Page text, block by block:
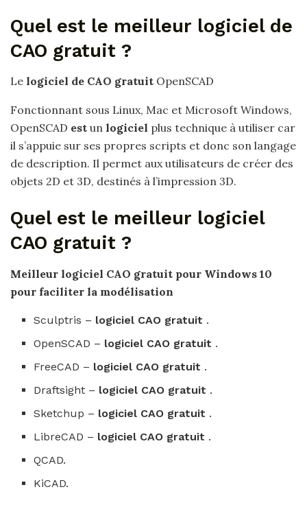
Quel est le meilleur logiciel de
CAO gratuit ?
Le logiciel de CAO gratuit OpenSCAD
Fonctionnant sous Linux, Mac et Microsoft Windows,
OpenSCAD est un logiciel plus technique à utiliser car
il s’appuie sur ses propres scripts et donc son langage
de description. Il permet aux utilisateurs de créer des
objets 2D et 3D, destinés à l’impression 3D.
Quel est le meilleur logiciel
CAO gratuit ?
Meilleur logiciel CAO gratuit pour Windows 10
pour faciliter la modélisation
Sculptris – logiciel CAO gratuit .
OpenSCAD – logiciel CAO gratuit .
FreeCAD – logiciel CAO gratuit .
Draftsight – logiciel CAO gratuit .
Sketchup – logiciel CAO gratuit .
LibreCAD – logiciel CAO gratuit .
QCAD.
KiCAD.